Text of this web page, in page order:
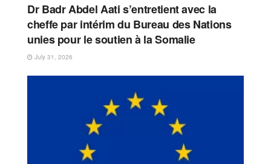
Dr Badr Abdel Aati s’entretient avec la
cheffe par intérim du Bureau des Nations
unies pour le soutien à la Somalie
July 31, 2026